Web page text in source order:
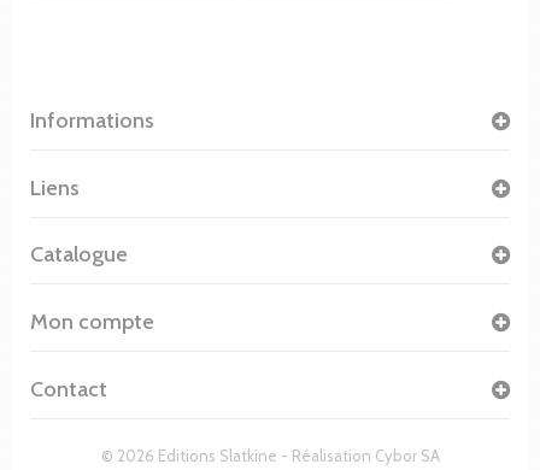
Informations
© 2026 Editions Slatkine - Réalisation Cybor SA
Liens
Catalogue
Mon compte
Contact